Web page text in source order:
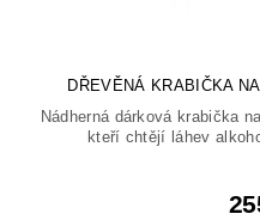
DŘEVĚNÁ KRABIČKA
Nádherná dárková krabička
kteří chtějí láhev